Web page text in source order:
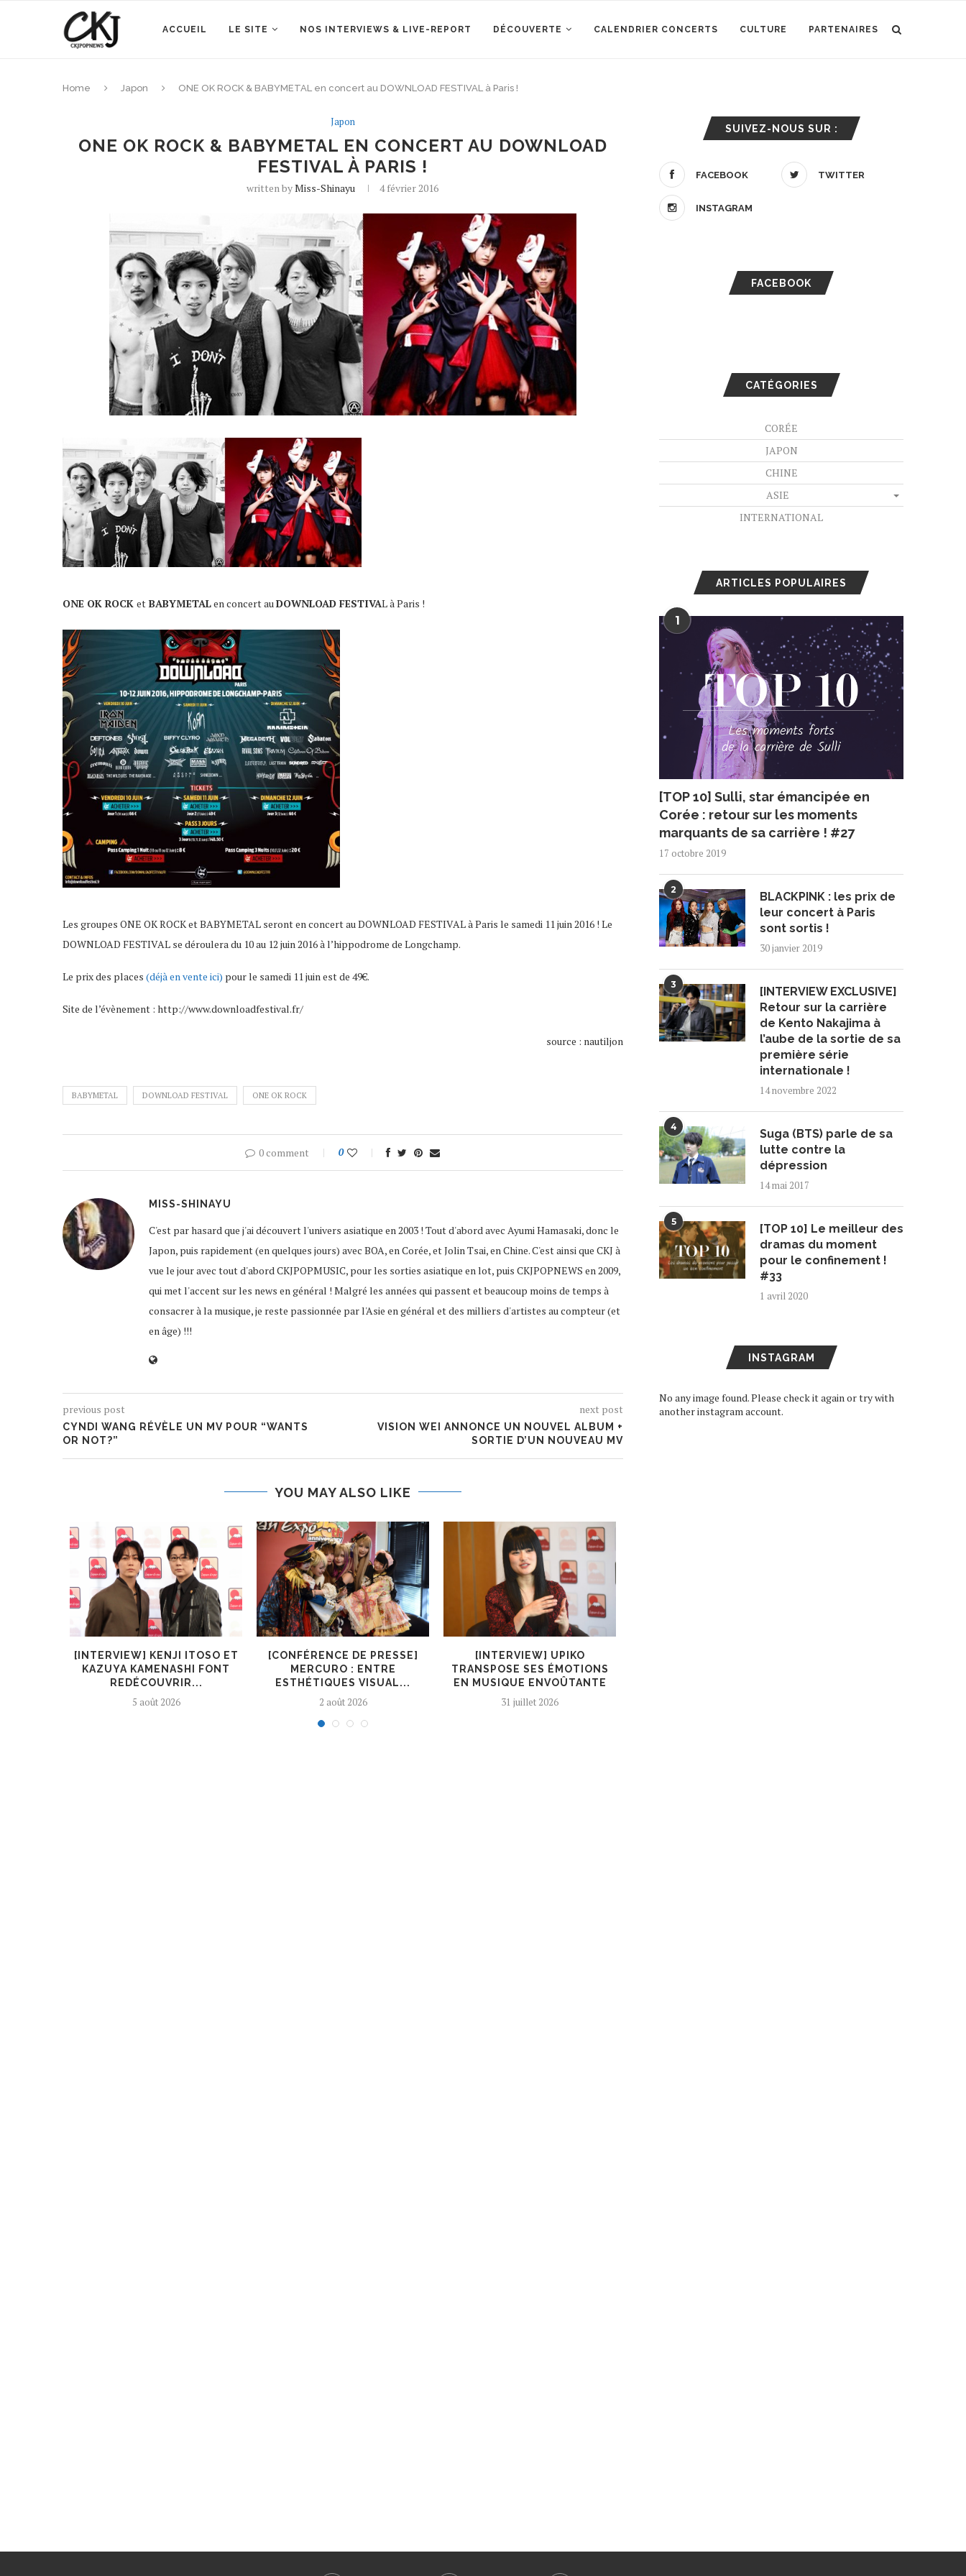
ACCUEIL LE SITE NOS INTERVIEWS & LIVE-REPORT DÉCOUVERTE CALENDRIER CONCERTS CULTURE PARTENAIRES
Home Japon ONE OK ROCK & BABYMETAL en concert au DOWNLOAD FESTIVAL à Paris !
Japon
ONE OK ROCK & BABYMETAL EN CONCERT AU DOWNLOAD
FESTIVAL À PARIS !
written byMiss-Shinayu 4 février 2016
ONE OK ROCK et BABYMETALen concert auDOWNLOAD FESTIVAL à Paris !
Les groupes ONE OK ROCK et BABYMETAL seront en concert au DOWNLOAD FESTIVAL à Paris le samedi 11 juin 2016 ! Le
DOWNLOAD FESTIVAL se déroulera du 10 au 12 juin 2016 à l’hippodrome de Longchamp.
Le prix des places (déjà en vente ici) pour le samedi 11 juin est de 49€.
Site de l’évènement : http://www.downloadfestival.fr/
source : nautiljon
BABYMETAL DOWNLOAD FESTIVAL ONE OK ROCK
0 comment 0
MISS-SHINAYU
C'est par hasard que j'ai découvert l'univers asiatique en 2003 ! Tout d'abord avec Ayumi Hamasaki, donc le
Japon, puis rapidement (en quelques jours) avec BOA, en Corée, et Jolin Tsai, en Chine. C'est ainsi que CKJ à
vue le jour avec tout d'abord CKJPOPMUSIC, pour les sorties asiatique en lot, puis CKJPOPNEWS en 2009,
qui met l'accent sur les news en général ! Malgré les années qui passent et beaucoup moins de temps à
consacrer à la musique, je reste passionnée par l'Asie en général et des milliers d'artistes au compteur (et
en âge) !!!
previous post
CYNDI WANG RÉVÈLE UN MV POUR “WANTS
OR NOT?”
next post
VISION WEI ANNONCE UN NOUVEL ALBUM +
SORTIE D’UN NOUVEAU MV
YOU MAY ALSO LIKE
[INTERVIEW] KENJI ITOSO ET
KAZUYA KAMENASHI FONT
REDÉCOUVRIR...
5 août 2026
[CONFÉRENCE DE PRESSE]
MERCURO : ENTRE
ESTHÉTIQUES VISUAL...
2 août 2026
[INTERVIEW] UPIKO
TRANSPOSE SES ÉMOTIONS
EN MUSIQUE ENVOÛTANTE
31 juillet 2026
SUIVEZ-NOUS SUR :
FACEBOOK TWITTER
INSTAGRAM
FACEBOOK
CATÉGORIES
CORÉE
JAPON
CHINE
ASIE
INTERNATIONAL
ARTICLES POPULAIRES
1
[TOP 10] Sulli, star émancipée en
Corée : retour sur les moments
marquants de sa carrière ! #27
17 octobre 2019
2
BLACKPINK : les prix de
leur concert à Paris
sont sortis !
30 janvier 2019
3
[INTERVIEW EXCLUSIVE]
Retour sur la carrière
de Kento Nakajima à
l’aube de la sortie de sa
première série
internationale !
14 novembre 2022
4
Suga (BTS) parle de sa
lutte contre la
dépression
14 mai 2017
5
[TOP 10] Le meilleur des
dramas du moment
pour le confinement !
#33
1 avril 2020
INSTAGRAM
No any image found. Please check it again or try with
another instagram account.